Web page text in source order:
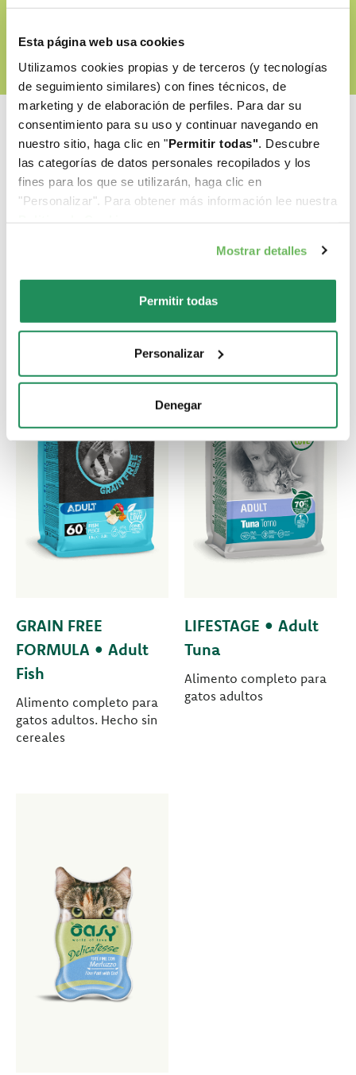
Esta página web usa cookies
Utilizamos cookies propias y de terceros (y tecnologías
de seguimiento similares) con fines técnicos, de
marketing y de elaboración de perfiles. Para dar su
consentimiento para su uso y continuar navegando en
nuestro sitio, haga clic en "Permitir todas" . Descubre
las categorías de datos personales recopilados y los
fines para los que se utilizarán, haga clic en
"Personalizar". Para obtener más información lee nuestra
Mostrar detalles
Permitir todas
Personalizar
Denegar
Cual es su favorito?
GRAIN FREE
FORMULA • Adult
Fish
Alimento completo para
gatos adultos. Hecho sin
cereales
LIFESTAGE • Adult
Tuna
Alimento completo para
gatos adultos